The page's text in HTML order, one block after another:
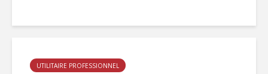
UTILITAIRE PROFESSIONNEL